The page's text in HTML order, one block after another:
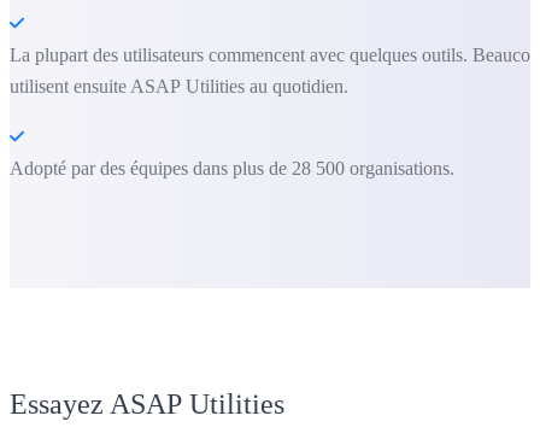
La plupart des utilisateurs commencent avec quelques outils.
utilisent ensuite ASAP Utilities au quotidien.
Adopté par des équipes dans plus de 28 500 organisations.
Essayez ASAP Utilities